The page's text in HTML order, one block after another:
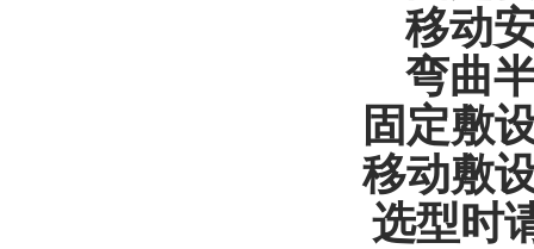
移动
弯曲
固定敷
移动敷
选型时